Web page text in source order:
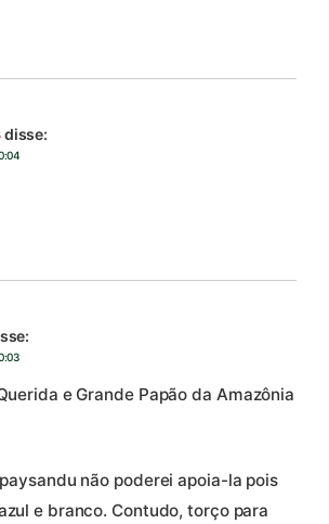
disse:
e Grande Papão da Amazônia
não poderei apoia-la pois
e branco. Contudo, torço para